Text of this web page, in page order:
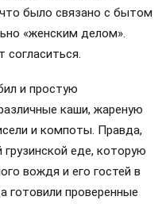
было связано с бытом
«женским делом».
и простую
каши, жареную
и компоты. Правда,
еде, которую
вождя и его гостей в
готовили проверенные